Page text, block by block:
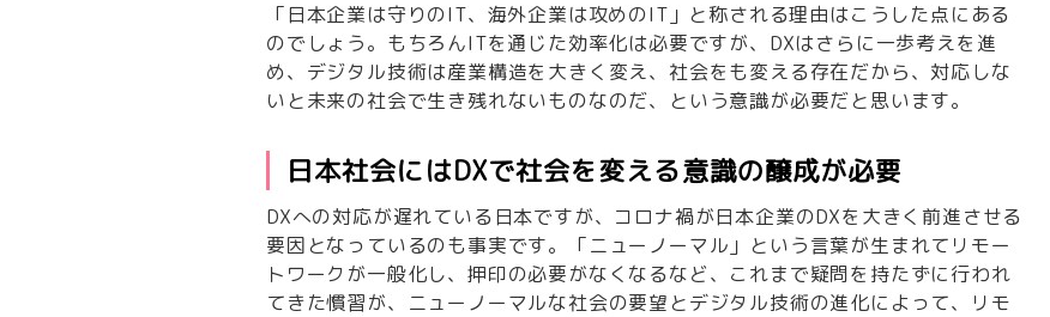
「日本企業は守りのIT、海外企業は攻めのIT」と称される理由はこうした点にある
のでしょう。もちろんITを通じた効率化は必要ですが、DXはさらに一歩考えを進
め、デジタル技術は産業構造を大きく変え、社会をも変える存在だから、対応しな
いと未来の社会で生き残れないものなのだ、という意識が必要だと思います。
日本社会にはDXで社会を変える意識の醸成が必要
DXへの対応が遅れている日本ですが、コロナ禍が日本企業のDXを大きく前進させる
要因となっているのも事実です。「ニューノーマル」という言葉が生まれてリモー
トワークが一般化し、押印の必要がなくなるなど、これまで疑問を持たずに行われ
てきた慣習が、ニューノーマルな社会の要望とデジタル技術の進化によって、リモ